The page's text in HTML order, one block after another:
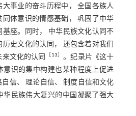
大事业的奋斗历程中， 全国各族人
同体意识的情感基础， 巩固了中华
基座。同时， 中华民族文化认同不
史文化的认同， 还包含着对我们
文化的认同
13
。纪录片《这十
意识的集中构建也某种程度上促进
自信、 理论自信、 制度自信和文化
华民族伟大复兴的中国凝聚了强大